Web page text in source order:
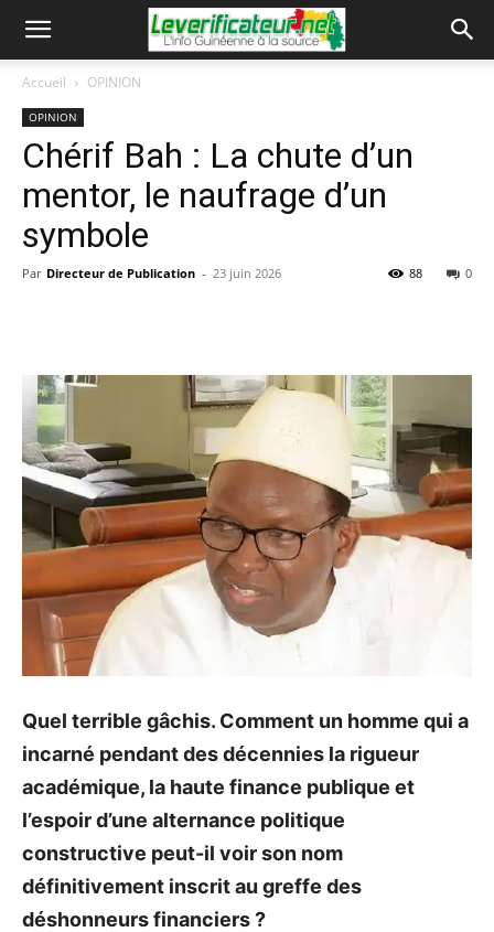
Accueil OPINION
OPINION
Chérif Bah : La chute d’un
mentor, le naufrage d’un
symbole
Par Directeur de Publication - 23 juin 2026 0
88
Quel terrible gâchis. Comment un homme qui a
incarné pendant des décennies la rigueur
académique, la haute finance publique et
l’espoir d’une alternance politique
constructive peut-il voir son nom
définitivement inscrit au greffe des
déshonneurs financiers ?